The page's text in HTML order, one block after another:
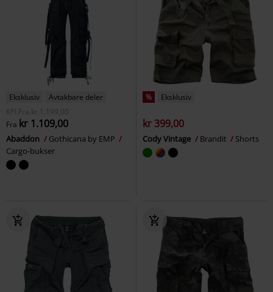
Eksklusiv
Avtakbare deler
KPI
Fra kr 1.199,00
Fra kr 1.109,00
Abaddon
Gothicana by EMP
Cargo-bukser
% Eksklusiv
kr 399,00
Cody Vintage Brandit Shorts